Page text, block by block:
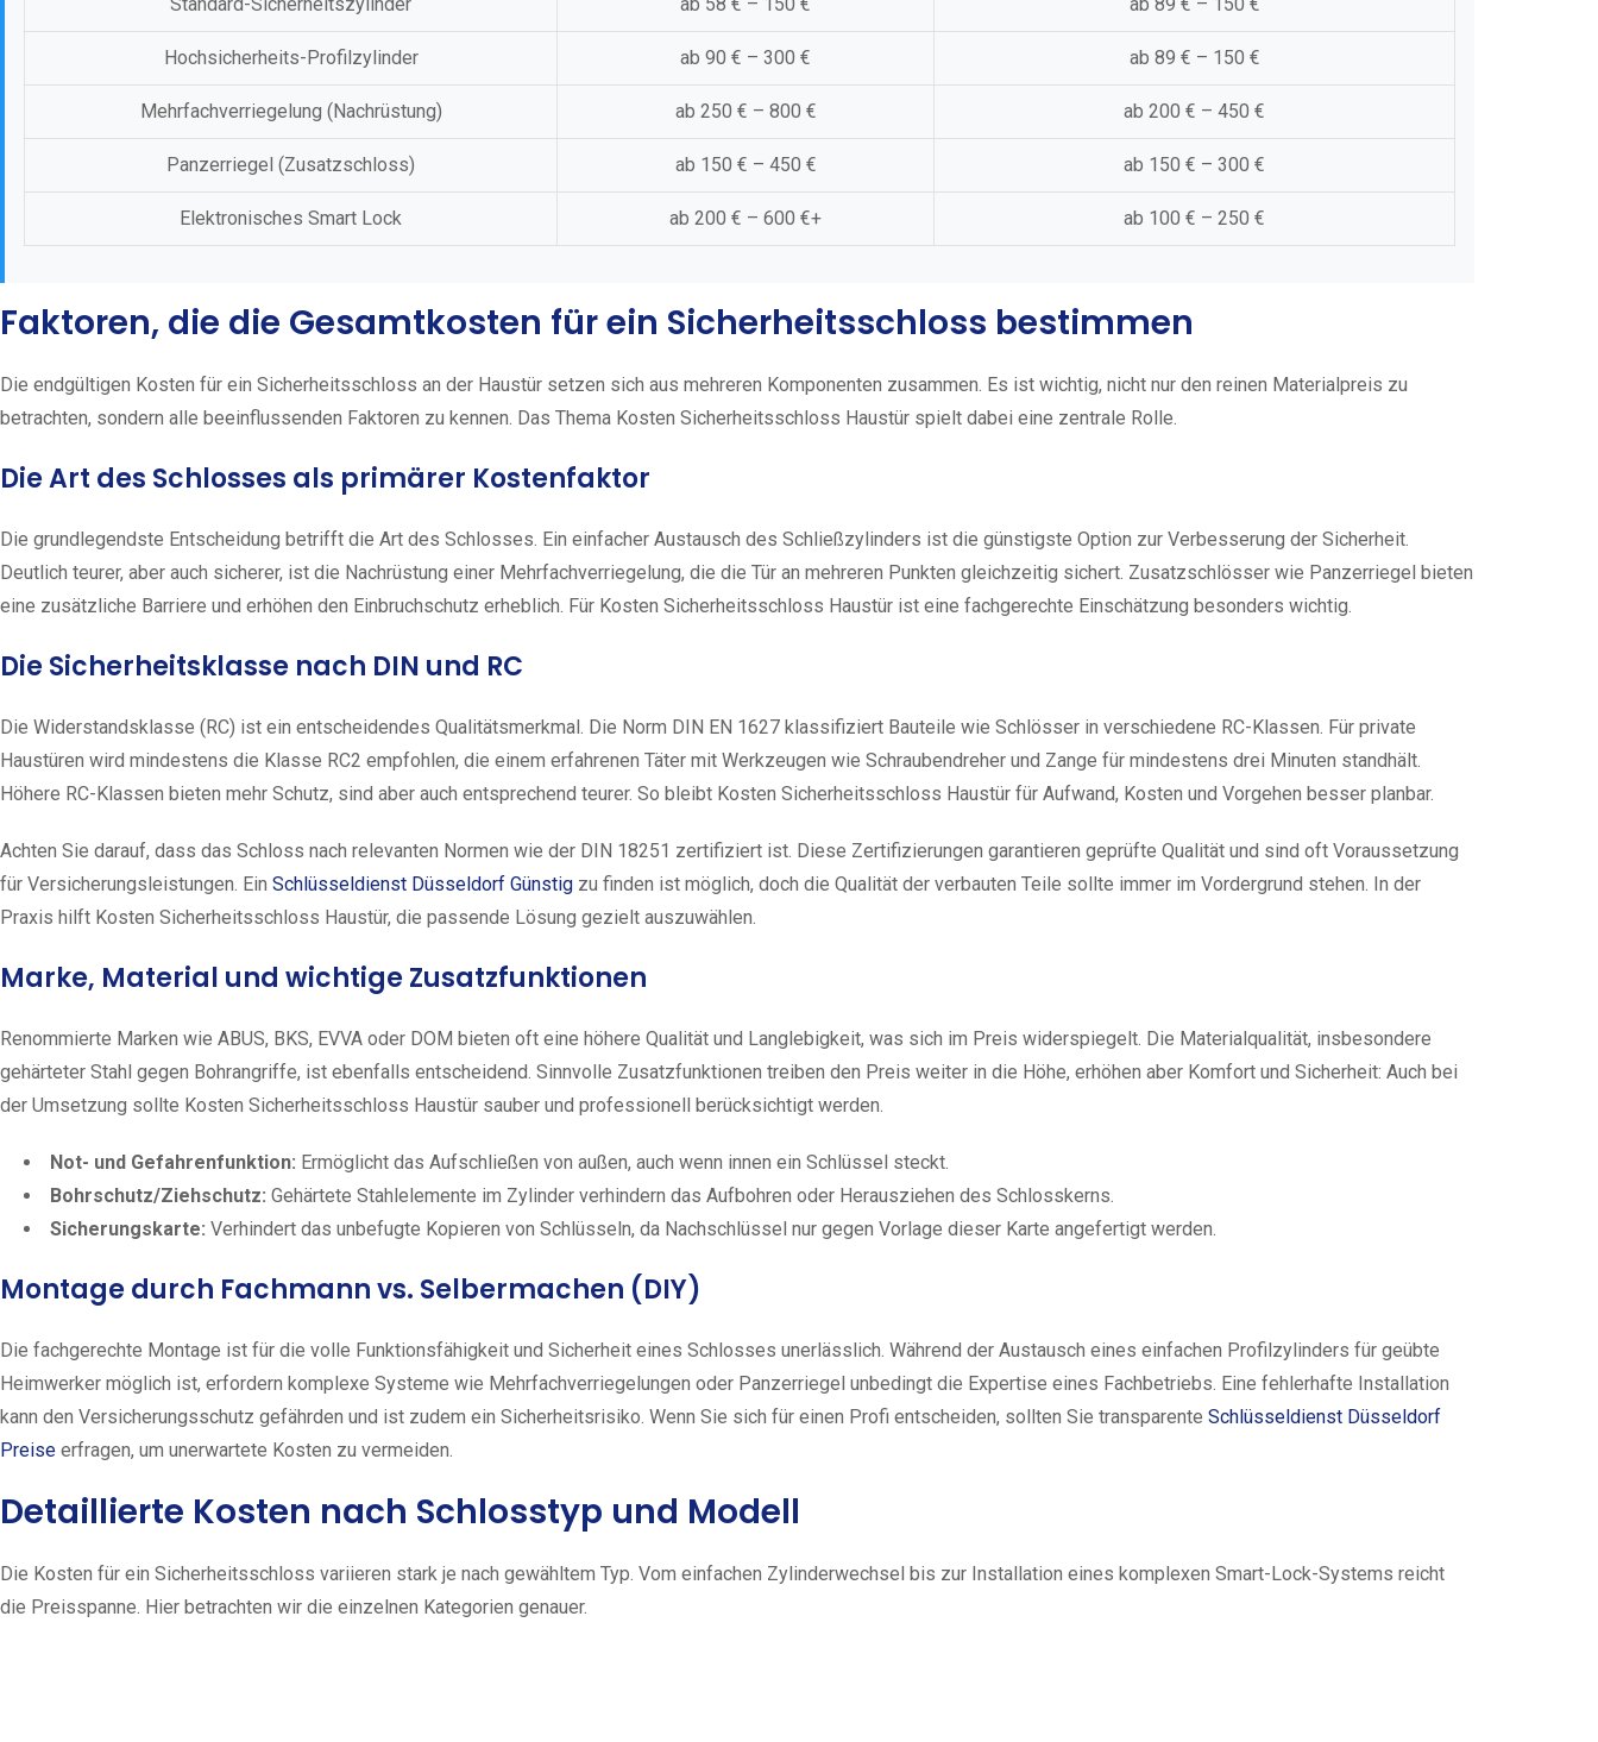
Hochsicherheits-Profilzylinder ab 90 € – 300 € ab 89 € – 150 €
Mehrfachverriegelung (Nachrüstung) ab 250 € – 800 € ab 200 € – 450 €
Panzerriegel (Zusatzschloss) ab 150 € – 450 € ab 150 € – 300 €
Elektronisches Smart Lock ab 200 € – 600 €+ ab 100 € – 250 €
Faktoren, die die Gesamtkosten für ein Sicherheitsschloss bestimmen
Die endgültigen Kosten für ein Sicherheitsschloss an der Haustür setzen sich aus mehreren Komponenten zusammen. Es ist wichtig, nicht nur den reinen Materialpreis zu
betrachten, sondern alle beeinflussenden Faktoren zu kennen. Das Thema Kosten Sicherheitsschloss Haustür spielt dabei eine zentrale Rolle.
Die Art des Schlosses als primärer Kostenfaktor
Die grundlegendste Entscheidung betrifft die Art des Schlosses. Ein einfacher Austausch des Schließzylinders ist die günstigste Option zur Verbesserung der Sicherheit.
Deutlich teurer, aber auch sicherer, ist die Nachrüstung einer Mehrfachverriegelung, die die Tür an mehreren Punkten gleichzeitig sichert. Zusatzschlösser wie Panzerriegel bieten
eine zusätzliche Barriere und erhöhen den Einbruchschutz erheblich. Für Kosten Sicherheitsschloss Haustür ist eine fachgerechte Einschätzung besonders wichtig.
Die Sicherheitsklasse nach DIN und RC
Die Widerstandsklasse (RC) ist ein entscheidendes Qualitätsmerkmal. Die Norm DIN EN 1627 klassifiziert Bauteile wie Schlösser in verschiedene RC-Klassen. Für private
Haustüren wird mindestens die Klasse RC2 empfohlen, die einem erfahrenen Täter mit Werkzeugen wie Schraubendreher und Zange für mindestens drei Minuten standhält.
Höhere RC-Klassen bieten mehr Schutz, sind aber auch entsprechend teurer. So bleibt Kosten Sicherheitsschloss Haustür für Aufwand, Kosten und Vorgehen besser planbar.
Achten Sie darauf, dass das Schloss nach relevanten Normen wie der DIN 18251 zertifiziert ist. Diese Zertifizierungen garantieren geprüfte Qualität und sind oft Voraussetzung
für Versicherungsleistungen. Ein Schlüsseldienst Düsseldorf Günstig zu finden ist möglich, doch die Qualität der verbauten Teile sollte immer im Vordergrund stehen. In der
Praxis hilft Kosten Sicherheitsschloss Haustür, die passende Lösung gezielt auszuwählen.
Marke, Material und wichtige Zusatzfunktionen
Renommierte Marken wie ABUS, BKS, EVVA oder DOM bieten oft eine höhere Qualität und Langlebigkeit, was sich im Preis widerspiegelt. Die Materialqualität, insbesondere
gehärteter Stahl gegen Bohrangriffe, ist ebenfalls entscheidend. Sinnvolle Zusatzfunktionen treiben den Preis weiter in die Höhe, erhöhen aber Komfort und Sicherheit: Auch bei
der Umsetzung sollte Kosten Sicherheitsschloss Haustür sauber und professionell berücksichtigt werden.
Not- und Gefahrenfunktion: Ermöglicht das Aufschließen von außen, auch wenn innen ein Schlüssel steckt.
Bohrschutz/Ziehschutz: Gehärtete Stahlelemente im Zylinder verhindern das Aufbohren oder Herausziehen des Schlosskerns.
Sicherungskarte: Verhindert das unbefugte Kopieren von Schlüsseln, da Nachschlüssel nur gegen Vorlage dieser Karte angefertigt werden.
Montage durch Fachmann vs. Selbermachen (DIY)
Die fachgerechte Montage ist für die volle Funktionsfähigkeit und Sicherheit eines Schlosses unerlässlich. Während der Austausch eines einfachen Profilzylinders für geübte
Heimwerker möglich ist, erfordern komplexe Systeme wie Mehrfachverriegelungen oder Panzerriegel unbedingt die Expertise eines Fachbetriebs. Eine fehlerhafte Installation
kann den Versicherungsschutz gefährden und ist zudem ein Sicherheitsrisiko. Wenn Sie sich für einen Profi entscheiden, sollten Sie transparente Schlüsseldienst Düsseldorf
Preise erfragen, um unerwartete Kosten zu vermeiden.
Detaillierte Kosten nach Schlosstyp und Modell
Die Kosten für ein Sicherheitsschloss variieren stark je nach gewähltem Typ. Vom einfachen Zylinderwechsel bis zur Installation eines komplexen Smart-Lock-Systems reicht
die Preisspanne. Hier betrachten wir die einzelnen Kategorien genauer.